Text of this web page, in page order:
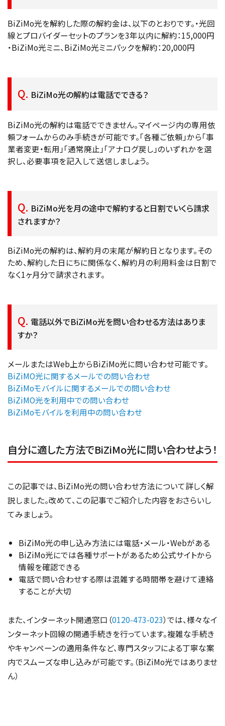
BiZiMo光を解約した際の解約金は、以下のとおりです。・光回
線とプロバイダーセットのプランを3年以内に解約：15,000円
・BiZiMo光ミニ、BiZiMo光ミニパックを解約：20,000円
BiZiMo光の解約は電話でできる？
BiZiMo光の解約は電話でできません。マイページ内の専用依
頼フォームからのみ手続きが可能です。「各種ご依頼」から「事
業者変更・転用」「通常廃止」「アナログ戻し」のいずれかを選
択し、必要事項を記入して送信しましょう。
BiZiMo光を月の途中で解約すると日割でいくら請求
されますか？
BiZiMo光の解約は、解約月の末尾が解約日となります。その
ため、解約した日にちに関係なく、解約月の利用料金は日割で
なく1ヶ月分で請求されます。
電話以外でBiZiMo光を問い合わせる方法はありま
すか？
メールまたはWeb上からBiZiMo光に問い合わせ可能です。
BiZiMO光に関するメールでの問い合わせ
BiZiMoモバイルに関するメールでの問い合わせ
BiZiMO光を利用中での問い合わせ
BiZiMoモバイルを利用中の問い合わせ
自分に適した方法でBiZiMo光に問い合わせよう！
この記事では、BiZiMo光の問い合わせ方法について詳しく解
説しました。改めて、この記事でご紹介した内容をおさらいし
てみましょう。
BiZiMo光の申し込み方法には電話・メール・Webがある
BiZiMo光にでは各種サポートがあるため公式サイトから
情報を確認できる
電話で問い合わせする際は混雑する時間帯を避けて連絡
することが大切
また、インターネット開通窓口（0120-473-023）では、様々なイ
ンターネット回線の開通手続きを行っています。複雑な手続き
やキャンペーンの適用条件など、専門スタッフによる丁寧な案
内でスムーズな申し込みが可能です。（BiZiMo光ではありませ
ん）